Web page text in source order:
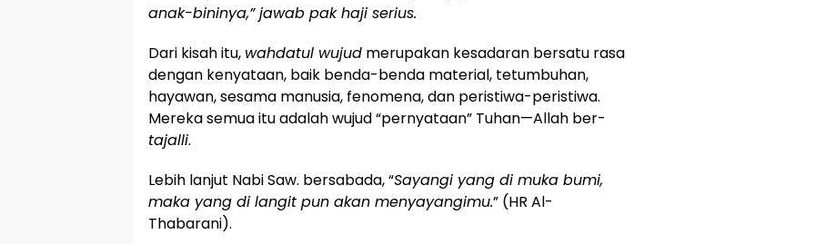
anak-bininya,” jawab pak haji serius.
Dari kisah itu, wahdatul wujud merupakan kesadaran bersatu rasa
dengan kenyataan, baik benda-benda material, tetumbuhan,
hayawan, sesama manusia, fenomena, dan peristiwa-peristiwa.
Mereka semua itu adalah wujud “pernyataan” Tuhan—Allah ber-
tajalli.
Lebih lanjut Nabi Saw. bersabada, “Sayangi yang di muka bumi,
maka yang di langit pun akan menyayangimu.” (HR Al-
Thabarani).